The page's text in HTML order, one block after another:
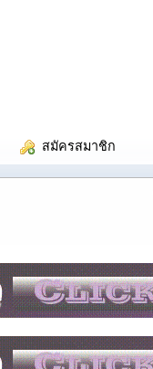
สมัครสมาชิก